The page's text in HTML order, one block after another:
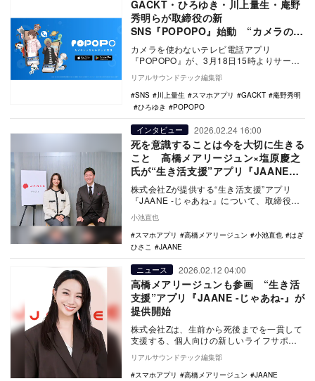
GACKT・ひろゆき・川上量生・庵野
秀明らが取締役の新
SNS『POPOPO』始動 “カメラのい
らないテレビ電話”がコンセプト
カメラを使わないテレビ電話アプリ
『POPOPO』が、3月18日15時よりサービ
スを開始した。あわせて、運営元の
POPOPO株式会…
リアルサウンドテック編集部
SNS
川上量生 スマホアプリ GACKT
庵野秀明
ひろゆき
POPOPO
インタビュー 2026.02.24 16:00
死を意識することは今を大切に生きる
こと 高橋メアリージュン×塩原慶之
氏が“生き活支援”アプリ『JAANE』
に込める願い
株式会社Zが提供する“生き活支援”アプリ
『JAANE -じゃあね-』について、取締役
ン、…
小池直也
スマホアプリ
高橋メアリージュン 小池直也
はぎ
ひさこ
JAANE
ニュース 2026.02.12 04:00
高橋メアリージュンも参画 “生き活
支援”アプリ『JAANE -じゃあね-』が
提供開始
株式会社Zは、生前から死後までを一貫して
支援する、個人向けの新しいライフサポー
トサービスとして、“生き活支援”アプリ
『JAANE…
リアルサウンドテック編集部
スマホアプリ
高橋メアリージュン JAANE